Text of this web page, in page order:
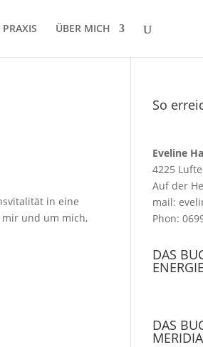
ÜBER MICH
in eine
und um mich,
So
Eveline
4225
Auf der
mail:
Phon:
DAS
DAS